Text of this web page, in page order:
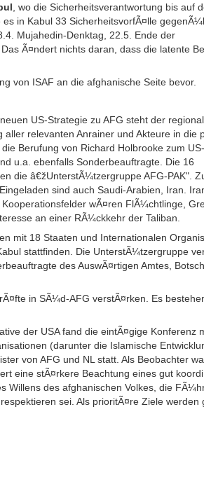
, wo die Sicherheitsverantwortung bis auf
in Kabul 33 SicherheitsvorfÃ¤lle
Mujahedin-Denktag, 22.5. Ende der
Ã¤ndert nichts daran, dass die latente
von ISAF an die afghanische Seite bevor.
US-Strategie zu AFG steht der
relevanten Anrainer und Akteure in die
Berufung von Richard Holbrooke zum US-
u.a. ebenfalls Sonderbeauftragte. Die 16
die â€žUnterstÃ¼tzergruppe AFG-PAK".
sind auch Saudi-Arabien, Iran.
wÃ¤ren FlÃ¼chtlinge,
an einer RÃ¼ckkehr der Taliban.
mit 18 Staaten und Internationalen
stattfinden. Die UnterstÃ¼tzergruppe
des AuswÃ¤rtigen Amtes,
in SÃ¼d-AFG verstÃ¤rken. Es
der USA fand die eintÃ¤gige Konferenz
(darunter die Islamische
von AFG und NL statt. Als Beobachter
eine stÃ¤rkere Beachtung eines gut
Willens des afghanischen Volkes, die
sei. Als prioritÃ¤re Ziele werden